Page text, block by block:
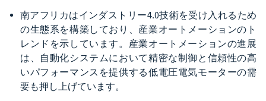
南アフリカはインダストリー4.0技術を受け入れるため
の生態系を構築しており、産業オートメーションのト
レンドを示しています。産業オートメーションの進展
は、自動化システムにおいて精密な制御と信頼性の高
いパフォーマンスを提供する低電圧電気モーターの需
要も押し上げています。